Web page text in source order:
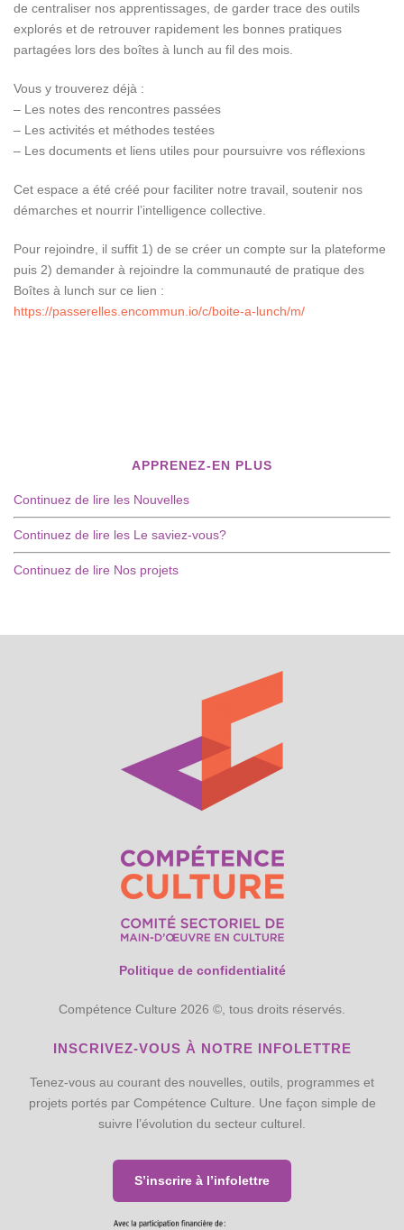
de centraliser nos apprentissages, de garder trace des outils
explorés et de retrouver rapidement les bonnes pratiques
partagées lors des boîtes à lunch au fil des mois.
Vous y trouverez déjà :
– Les notes des rencontres passées
– Les activités et méthodes testées
– Les documents et liens utiles pour poursuivre vos réflexions
Cet espace a été créé pour faciliter notre travail, soutenir nos
démarches et nourrir l’intelligence collective.
Pour rejoindre, il suffit 1) de se créer un compte sur la plateforme
puis 2) demander à rejoindre la communauté de pratique des
Boîtes à lunch sur ce lien :
https://passerelles.encommun.io/c/boite-a-lunch/m/
APPRENEZ-EN PLUS
Continuez de lire les Nouvelles
Continuez de lire les Le saviez-vous?
Continuez de lire Nos projets
Politique de confidentialité
Compétence Culture 2026 ©, tous droits réservés.
INSCRIVEZ-VOUS À NOTRE INFOLETTRE
Tenez-vous au courant des nouvelles, outils, programmes et
projets portés par Compétence Culture. Une façon simple de
suivre l’évolution du secteur culturel.
S’inscrire à l’infolettre